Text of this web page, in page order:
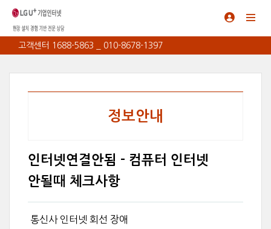
고객센터 1688-5863 _ 010-8678-1397
정보안내
인터넷연결안됨 - 컴퓨터 인터넷
안될때 체크사항
통신사 인터넷 회선 장애